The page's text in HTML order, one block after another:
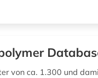
von ca. 1.300 und